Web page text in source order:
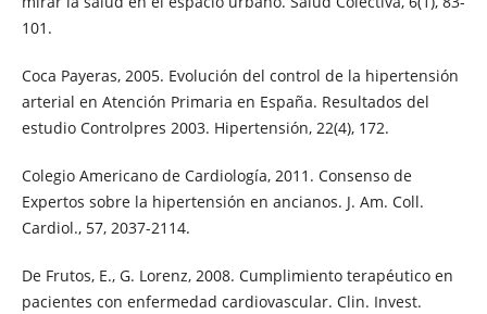
101.
Coca Payeras, 2005. Evolución del control de la hipertensión
arterial en Atención Primaria en España. Resultados del
estudio Controlpres 2003. Hipertensión, 22(4), 172.
Colegio Americano de Cardiología, 2011. Consenso de
Expertos sobre la hipertensión en ancianos. J. Am. Coll.
Cardiol., 57, 2037-2114.
De Frutos, E., G. Lorenz, 2008. Cumplimiento terapéutico en
pacientes con enfermedad cardiovascular. Clin. Invest.